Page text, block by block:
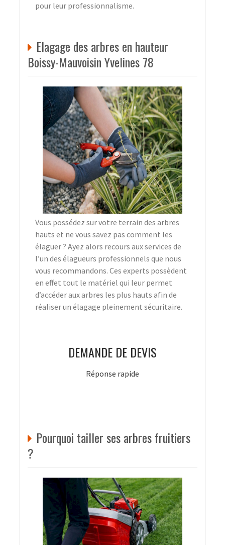
pour leur professionnalisme.
Elagage des arbres en hauteur
Boissy-Mauvoisin Yvelines 78
Vous possédez sur votre terrain des arbres
hauts et ne vous savez pas comment les
élaguer ? Ayez alors recours aux services de
l’un des élagueurs professionnels que nous
vous recommandons. Ces experts possèdent
en effet tout le matériel qui leur permet
d’accéder aux arbres les plus hauts afin de
réaliser un élagage pleinement sécuritaire.
DEMANDE DE DEVIS
Réponse rapide
Pourquoi tailler ses arbres fruitiers
?